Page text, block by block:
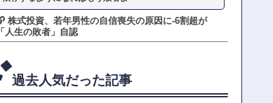
株式投資、若年男性の自信喪失の原因に-6割超が
「人生の敗者」自認
過去人気だった記事